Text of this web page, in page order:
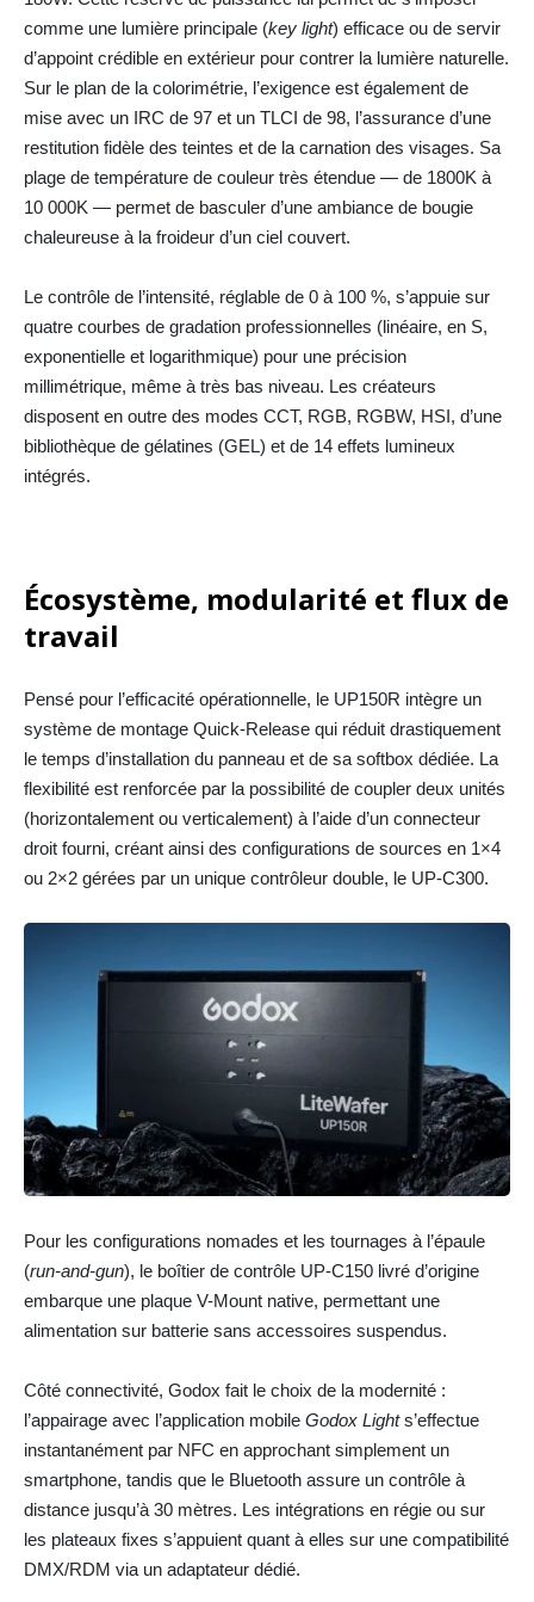
comme une lumière principale (key light) efficace ou de servir
d’appoint crédible en extérieur pour contrer la lumière naturelle.
Sur le plan de la colorimétrie, l’exigence est également de
mise avec un IRC de 97 et un TLCI de 98, l’assurance d’une
restitution fidèle des teintes et de la carnation des visages. Sa
plage de température de couleur très étendue — de 1800K à
10 000K — permet de basculer d’une ambiance de bougie
chaleureuse à la froideur d’un ciel couvert.
Le contrôle de l’intensité, réglable de 0 à 100 %, s’appuie sur
quatre courbes de gradation professionnelles (linéaire, en S,
exponentielle et logarithmique) pour une précision
millimétrique, même à très bas niveau. Les créateurs
disposent en outre des modes CCT, RGB, RGBW, HSI, d’une
bibliothèque de gélatines (GEL) et de 14 effets lumineux
intégrés.
Écosystème, modularité et flux de
travail
Pensé pour l’efficacité opérationnelle, le UP150R intègre un
système de montage Quick-Release qui réduit drastiquement
le temps d’installation du panneau et de sa softbox dédiée. La
flexibilité est renforcée par la possibilité de coupler deux unités
(horizontalement ou verticalement) à l’aide d’un connecteur
droit fourni, créant ainsi des configurations de sources en 1×4
ou 2×2 gérées par un unique contrôleur double, le UP-C300.
Pour les configurations nomades et les tournages à l’épaule
(run-and-gun), le boîtier de contrôle UP-C150 livré d’origine
embarque une plaque V-Mount native, permettant une
alimentation sur batterie sans accessoires suspendus.
Côté connectivité, Godox fait le choix de la modernité :
l’appairage avec l’application mobile Godox Lights’effectue
instantanément par NFC en approchant simplement un
smartphone, tandis que le Bluetooth assure un contrôle à
distance jusqu’à 30 mètres. Les intégrations en régie ou sur
les plateaux fixes s’appuient quant à elles sur une compatibilité
DMX/RDM via un adaptateur dédié.